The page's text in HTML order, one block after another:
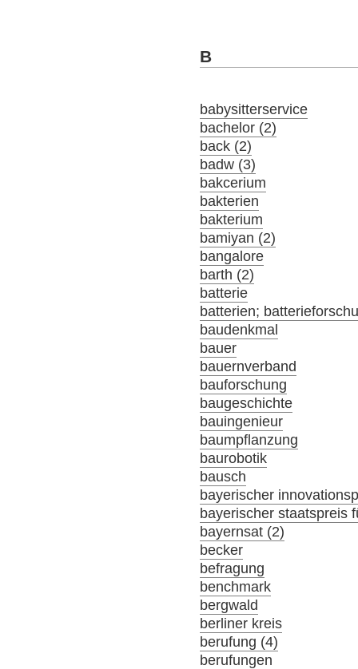
B
babysitterservice
bachelor (2)
back (2)
badw (3)
bakcerium
bakterien
bakterium
bamiyan (2)
bangalore
barth (2)
batterie
batterien;
baudenkmal
bauer
bauernverband
bauforschung
baugeschichte
bauingenieur
baumpflanzung
baurobotik
bausch
bayerischer
bayerischer staatspreis
bayernsat (2)
becker
befragung
benchmark
bergwald
berliner kreis
berufung (4)
berufungen